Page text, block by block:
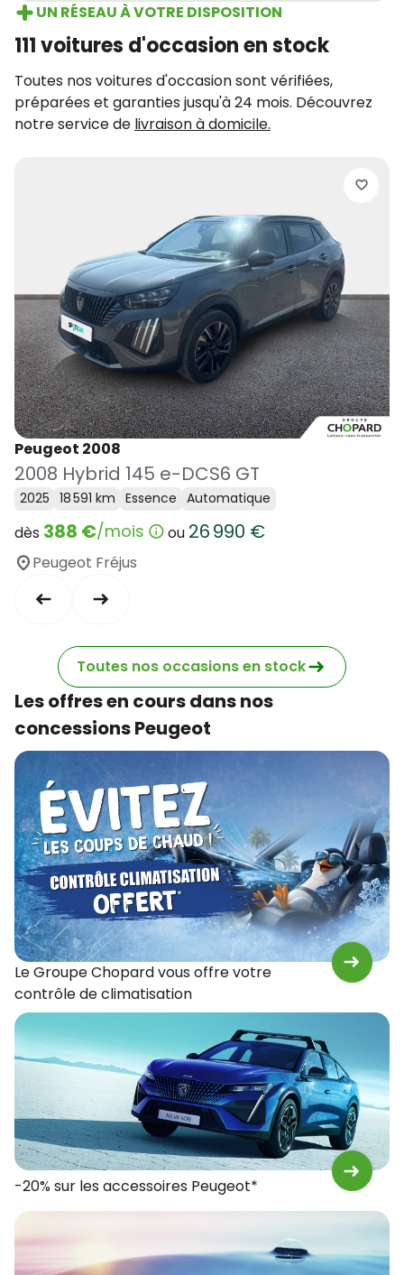
UN RÉSEAU À VOTRE DISPOSITION
111 voitures d'occasion en stock
Toutes nos voitures d'occasion sont vérifiées,
préparées et garanties jusqu'à 24 mois. Découvrez
notre service de livraison à domicile.
Peugeot 2008
2008 Hybrid 145 e-DCS6 GT
2025 18 591 km Essence Automatique
dès 388 €/mois ou 26 990 €
Peugeot Fréjus
Toutes nos occasions en stock
Les offres en cours dans nos
concessions Peugeot
Le Groupe Chopard vous offre votre
contrôle de climatisation
-20% sur les accessoires Peugeot*